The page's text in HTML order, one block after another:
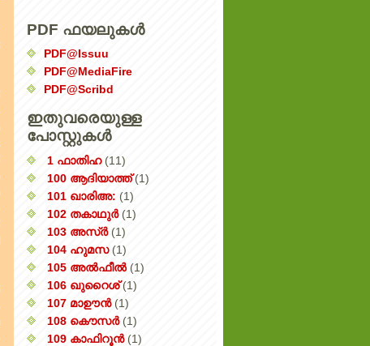
PDF ഫയലുകൾ
PDF@Issuu
PDF@MediaFire
PDF@Scribd
ഇതുവരെയുള്ള
പോസ്റ്റുകൾ
1 ഫാതിഹ (11)
100 ആദിയാത്ത് (1)
101 ഖാരിഅ: (1)
102 തകാഥുർ (1)
103 അസ്ർ (1)
104 ഹുമസ (1)
105 അൽഫീൽ (1)
106 ഖുറൈശ് (1)
107 മാഊൻ (1)
108 കൌസർ (1)
109 കാഫിറൂൻ (1)